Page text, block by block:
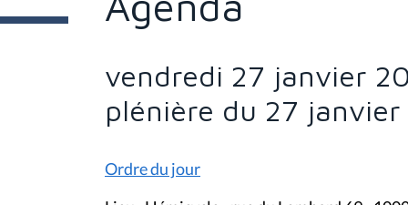
e
s
vendredi 27 janvier
plénière du 27 janvier
Ordre du jour